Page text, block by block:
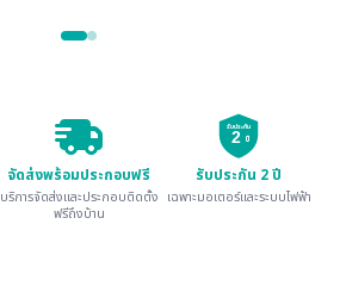
จัดส่งพร้อมประกอบฟรี
บริการจัดส่งและประกอบติดตั้ง
ฟรีถึงบ้าน
รับประกัน
2 ปี
รับประกัน 2 ปี
เฉพาะมอเตอร์และระบบไฟฟ้า